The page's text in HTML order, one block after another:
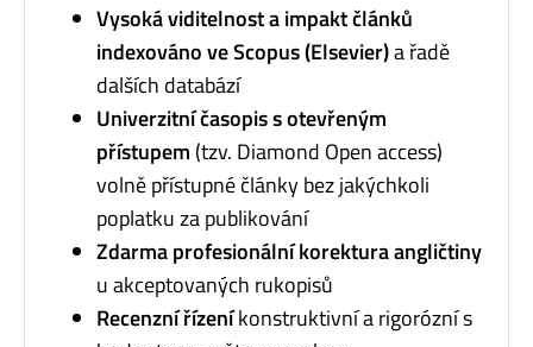
Vysoká viditelnost a impakt článků
indexováno ve Scopus (Elsevier)a řadě
dalších databází
Univerzitní časopis s otevřeným
přístupem (tzv. Diamond Open access)
volně přístupné články bez jakýchkoli
poplatku za publikování
Zdarma profesionální korektura angličtiny
u akceptovaných rukopisů
Recenzní řízeníkonstruktivní a rigorózní s